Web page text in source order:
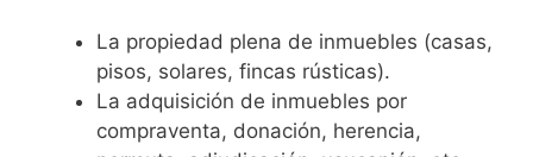
La propiedad plena de inmuebles (casas,
pisos, solares, fincas rústicas).
La adquisición de inmuebles por
compraventa, donación, herencia,